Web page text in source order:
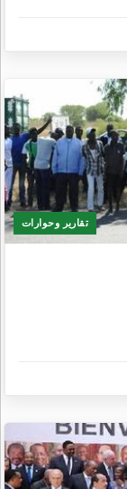
تقارير وحوارات